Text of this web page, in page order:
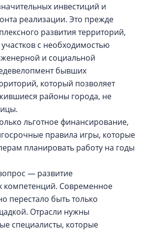
инвестиций и
реализации. Это прежде
развития территорий,
с необходимостью
и социальной
бывших
который позволяет
районы города, не
льготное финансирование,
правила игры, которые
планировать работу на годы
— развитие
компетенций. Современное
перестало быть только
Отрасли нужны
специалисты, которые